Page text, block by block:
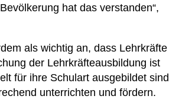
hat das verstanden“,
als wichtig an, dass Lehrkräfte
der Lehrkräfteausbildung ist
für ihre Schulart ausgebildet
unterrichten und fördern.